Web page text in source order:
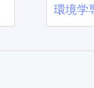
環境学